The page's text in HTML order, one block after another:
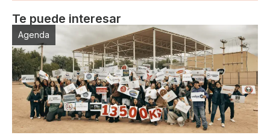
Te puede interesar
Agenda